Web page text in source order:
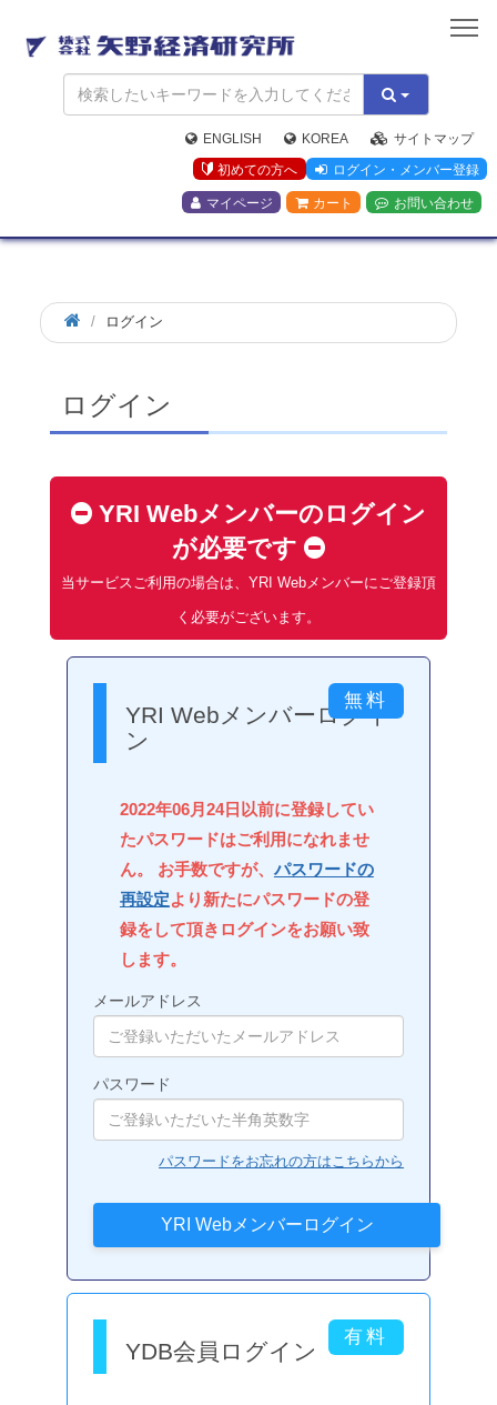
矢
野
経
済
研
究
所
ENGLISH KOREA
サイトマップ
初めての方へ
ログイン・メンバー登録
マイページ カート お問い合わせ
ログイン
ログイン
YRI Webメンバーのログイン
が必要です
当サービスご利用の場合は、YRI Webメンバーにご登録頂
く必要がございます。
YRI Webメンバーログイ
ン
2022年06月24日以前に登録してい
たパスワードはご利用になれませ
ん。 お手数ですが、 パスワードの
再設定より新たにパスワードの登
録をして頂きログインをお願い致
します。
メールアドレス
パスワード
パスワードをお忘れの方はこちらから
YDB会員ログイン